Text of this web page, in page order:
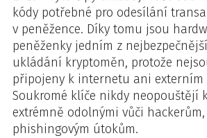
kódy potřebné pro odesílání
v peněžence. Díky tomu jsou
peněženky jedním z
ukládání kryptoměn, protože
připojeny k internetu ani externím
Soukromé klíče nikdy neopouštějí
extrémně odolnými vůči
phishingovým útokům.